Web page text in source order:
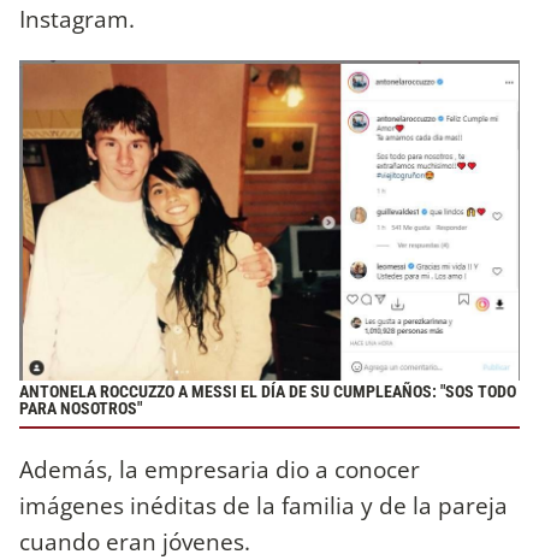
Instagram.
ANTONELA ROCCUZZO A MESSI EL DÍA DE SU CUMPLEAÑOS: "SOS TODO
PARA NOSOTROS"
Además, la empresaria dio a conocer
imágenes inéditas de la familia y de la pareja
cuando eran jóvenes.